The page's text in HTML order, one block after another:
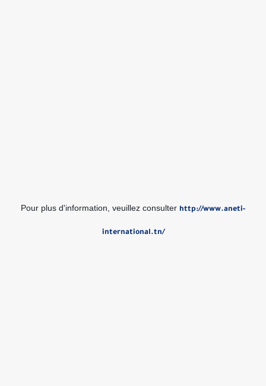
Pour plus d'information, veuillez consulterhttp://www.aneti-
international.tn/